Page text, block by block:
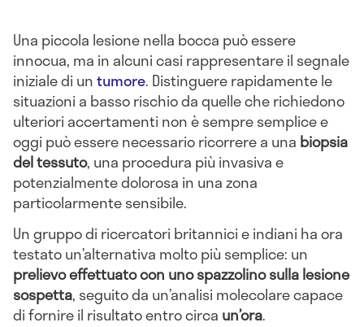
Una piccola lesione nella bocca può essere
innocua, ma in alcuni casi rappresentare il segnale
iniziale di untumore. Distinguere rapidamente le
situazioni a basso rischio da quelle che richiedono
ulteriori accertamenti non è sempre semplice e
oggi può essere necessario ricorrere a una biopsia
del tessuto, una procedura più invasiva e
potenzialmente dolorosa in una zona
particolarmente sensibile.
Un gruppo di ricercatori britannici e indiani ha ora
testato un’alternativa molto più semplice: un
prelievo effettuato con uno spazzolino sulla lesione
sospetta, seguito da un’analisi molecolare capace
di fornire il risultato entro circa un’ora.